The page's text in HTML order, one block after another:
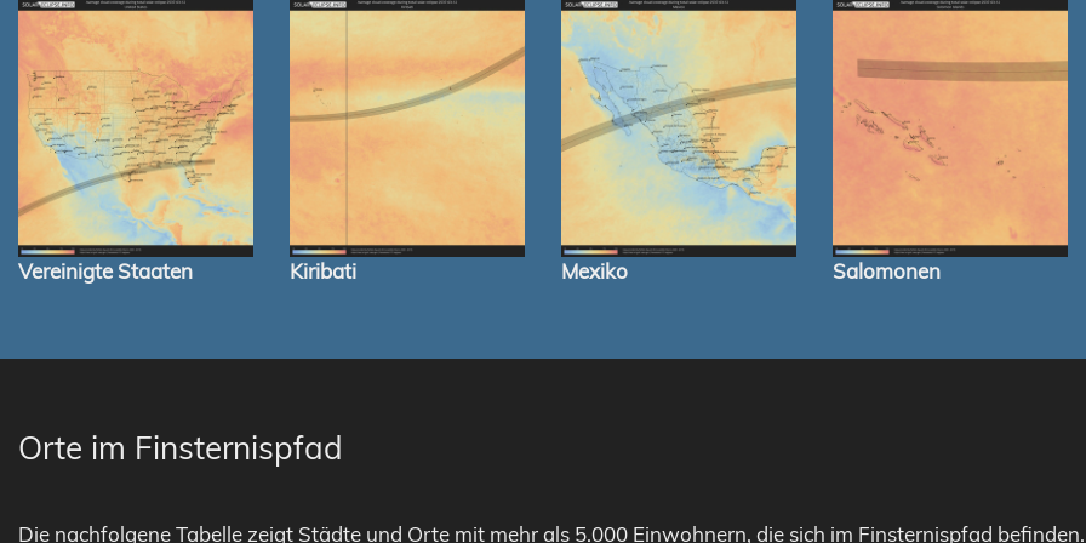
Vereinigte Staaten Kiribati Mexiko Salomonen
Orte im Finsternispfad
Die nachfolgene Tabelle zeigt Städte und Orte mit mehr als 5.000 Einwohnern, die sich im Finsternispfad